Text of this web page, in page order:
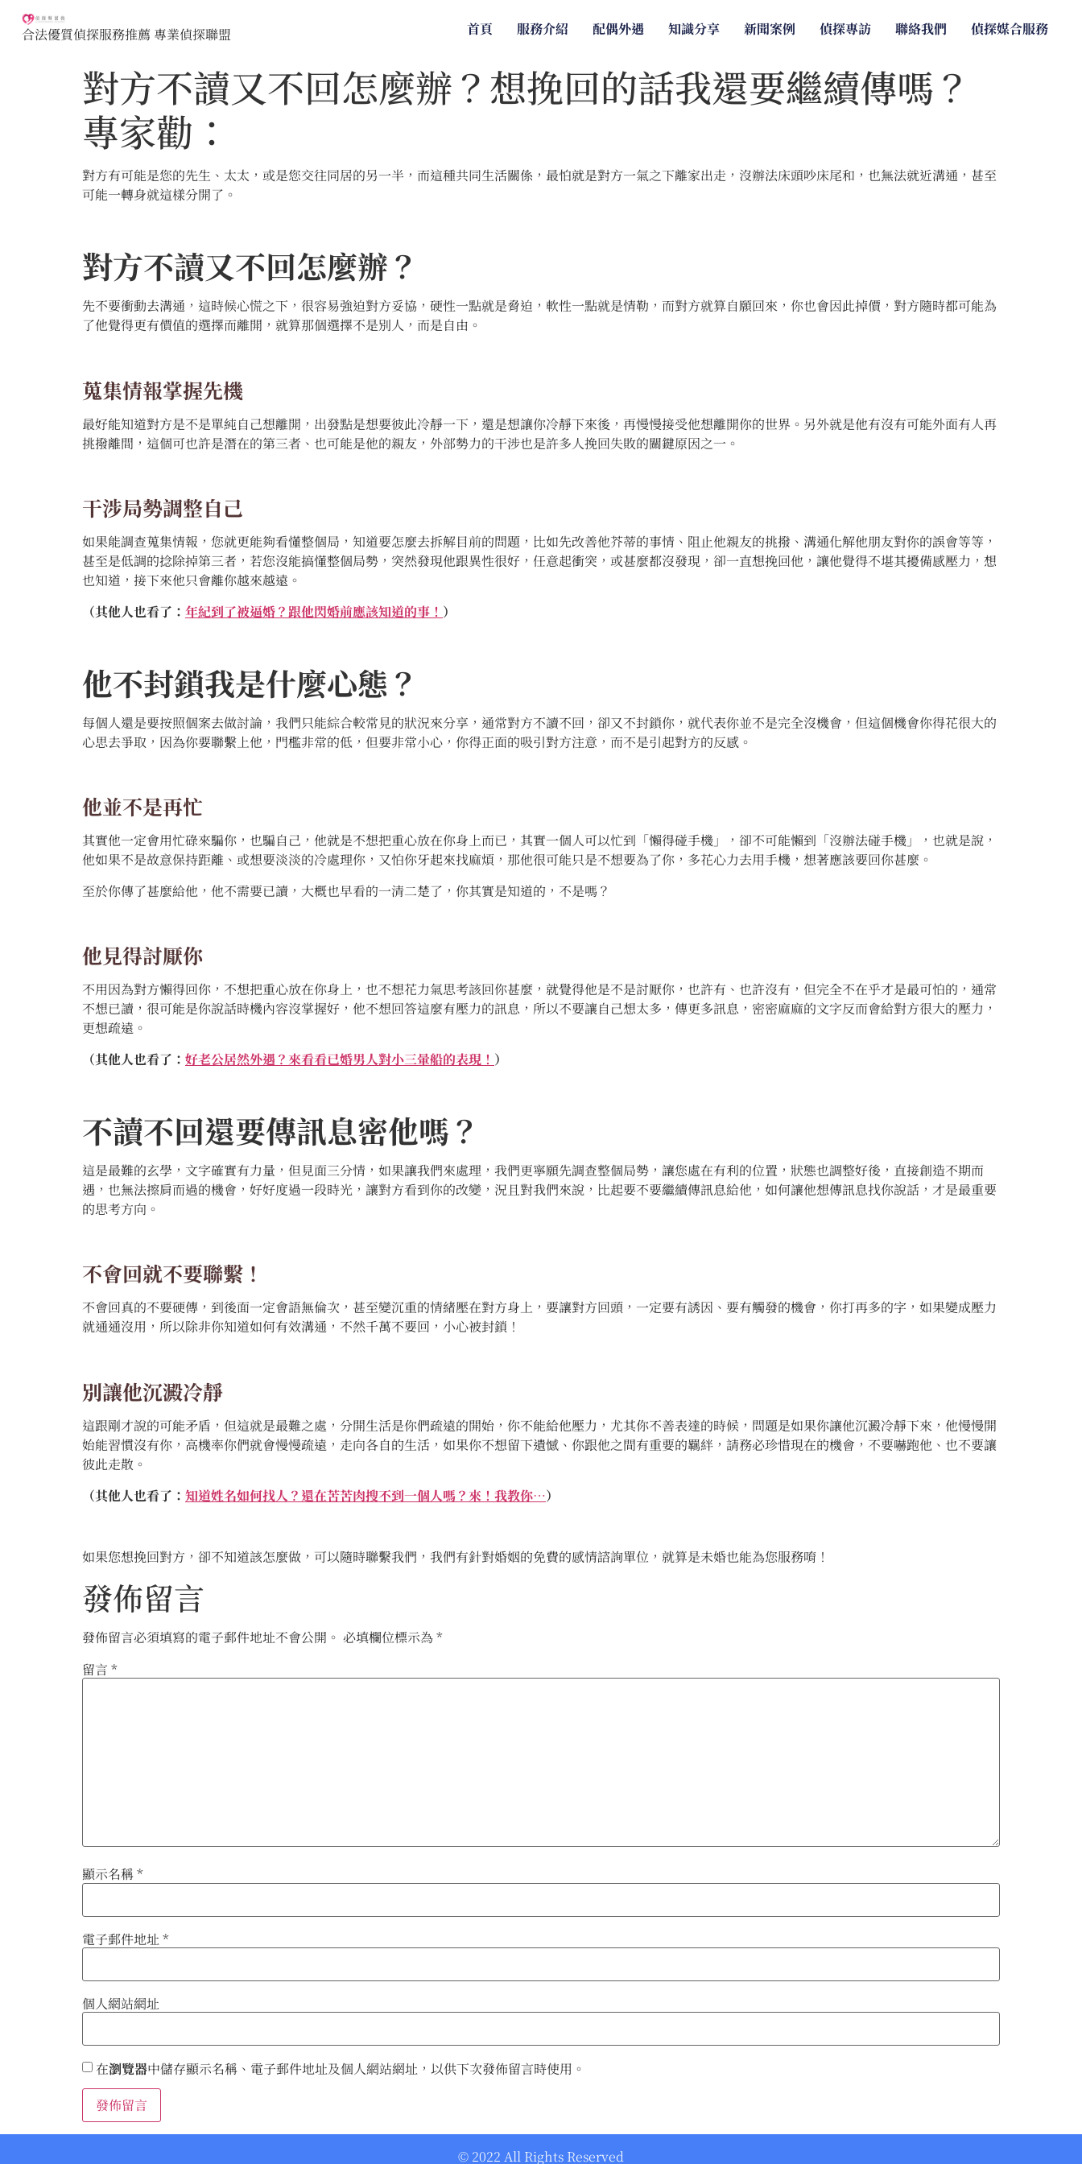
合法優質偵探服務推薦 專業偵探聯盟 首頁 服務介紹 配偶外遇 知識分享 新聞案例 偵探專訪 聯絡我們 偵探媒合服務
對方不讀又不回怎麼辦？想挽回的話我還要繼續傳嗎？
專家勸：
對方有可能是您的先生、太太，或是您交往同居的另一半，而這種共同生活關係，最怕就是對方一氣之下離家出走，沒辦法床頭吵床尾和，也無法就近溝通，甚至
可能一轉身就這樣分開了。
對方不讀又不回怎麼辦？
先不要衝動去溝通，這時候心慌之下，很容易強迫對方妥協，硬性一點就是脅迫，軟性一點就是情勒，而對方就算自願回來，你也會因此掉價，對方隨時都可能為
了他覺得更有價值的選擇而離開，就算那個選擇不是別人，而是自由。
蒐集情報掌握先機
最好能知道對方是不是單純自己想離開，出發點是想要彼此冷靜一下，還是想讓你冷靜下來後，再慢慢接受他想離開你的世界。另外就是他有沒有可能外面有人再
挑撥離間，這個可也許是潛在的第三者、也可能是他的親友，外部勢力的干涉也是許多人挽回失敗的關鍵原因之一。
干涉局勢調整自己
如果能調查蒐集情報，您就更能夠看懂整個局，知道要怎麼去拆解目前的問題，比如先改善他芥蒂的事情、阻止他親友的挑撥、溝通化解他朋友對你的誤會等等，
甚至是低調的捻除掉第三者，若您沒能搞懂整個局勢，突然發現他跟異性很好，任意起衝突，或甚麼都沒發現，卻一直想挽回他，讓他覺得不堪其擾備感壓力，想
也知道，接下來他只會離你越來越遠。
（其他人也看了： 年紀到了被逼婚？跟他閃婚前應該知道的事！ ）
他不封鎖我是什麼心態？
每個人還是要按照個案去做討論，我們只能綜合較常見的狀況來分享，通常對方不讀不回，卻又不封鎖你，就代表你並不是完全沒機會，但這個機會你得花很大的
心思去爭取，因為你要聯繫上他，門檻非常的低，但要非常小心，你得正面的吸引對方注意，而不是引起對方的反感。
他並不是再忙
其實他一定會用忙碌來騙你，也騙自己，他就是不想把重心放在你身上而已，其實一個人可以忙到「懶得碰手機」，卻不可能懶到「沒辦法碰手機」，也就是說，
他如果不是故意保持距離、或想要淡淡的冷處理你，又怕你牙起來找麻煩，那他很可能只是不想要為了你，多花心力去用手機，想著應該要回你甚麼。
至於你傳了甚麼給他，他不需要已讀，大概也早看的一清二楚了，你其實是知道的，不是嗎？
他見得討厭你
不用因為對方懶得回你，不想把重心放在你身上，也不想花力氣思考該回你甚麼，就覺得他是不是討厭你，也許有、也許沒有，但完全不在乎才是最可怕的，通常
不想已讀，很可能是你說話時機內容沒掌握好，他不想回答這麼有壓力的訊息，所以不要讓自己想太多，傳更多訊息，密密麻麻的文字反而會給對方很大的壓力，
更想疏遠。
（其他人也看了： 好老公居然外遇？來看看已婚男人對小三暈船的表現！ ）
不讀不回還要傳訊息密他嗎？
這是最難的玄學，文字確實有力量，但見面三分情，如果讓我們來處理，我們更寧願先調查整個局勢，讓您處在有利的位置，狀態也調整好後，直接創造不期而
遇，也無法擦肩而過的機會，好好度過一段時光，讓對方看到你的改變，況且對我們來說，比起要不要繼續傳訊息給他，如何讓他想傳訊息找你說話，才是最重要
的思考方向。
不會回就不要聯繫！
不會回真的不要硬傳，到後面一定會語無倫次，甚至變沉重的情緒壓在對方身上，要讓對方回頭，一定要有誘因、要有觸發的機會，你打再多的字，如果變成壓力
就通通沒用，所以除非你知道如何有效溝通，不然千萬不要回，小心被封鎖！
別讓他沉澱冷靜
這跟剛才說的可能矛盾，但這就是最難之處，分開生活是你們疏遠的開始，你不能給他壓力，尤其你不善表達的時候，問題是如果你讓他沉澱冷靜下來，他慢慢開
始能習慣沒有你，高機率你們就會慢慢疏遠，走向各自的生活，如果你不想留下遺憾、你跟他之間有重要的羈絆，請務必珍惜現在的機會，不要嚇跑他、也不要讓
彼此走散。
（其他人也看了： 知道姓名如何找人？還在苦苦肉搜不到一個人嗎？來！我教你…）
如果您想挽回對方，卻不知道該怎麼做，可以隨時聯繫我們，我們有針對婚姻的免費的感情諮詢單位，就算是未婚也能為您服務唷！
發佈留言
發佈留言必須填寫的電子郵件地址不會公開。 必填欄位標示為*
留言 *
顯示名稱*
電子郵件地址 *
個人網站網址
在瀏覽器中儲存顯示名稱、電子郵件地址及個人網站網址，以供下次發佈留言時使用。
© 2022 All Rights Reserved